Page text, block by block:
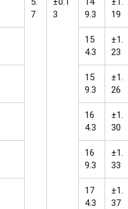
7
3
9.3
19
15
4.3
±1.
23
15
9.3
±1.
26
16
4.3
±1.
30
16
9.3
±1.
33
17
4.3
±1.
37